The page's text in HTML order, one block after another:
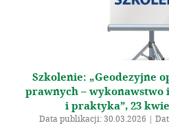
Szkolenie: „Geodezyjne
prawnych – wykonawstwo
i praktyka”, 23
Data publikacji: 30.03.2026 |